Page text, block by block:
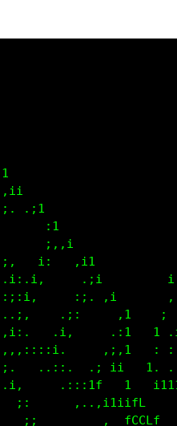
.;i
.::. ,i
:;:,,:.     ,1
,;i,      ::;
.:;,  ,;,  :1
...;;.;:     .i
1::::,:;:.
,;,.
;::i:,.  ,;,
,
,